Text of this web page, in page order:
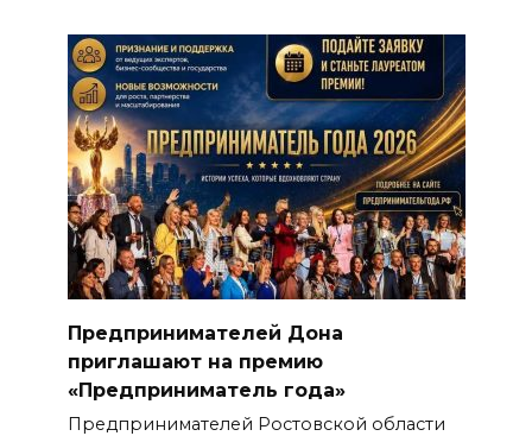
Предпринимателей Дона
приглашают на премию
«Предприниматель года»
Предпринимателей Ростовской области